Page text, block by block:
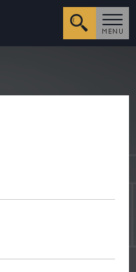
詳細検